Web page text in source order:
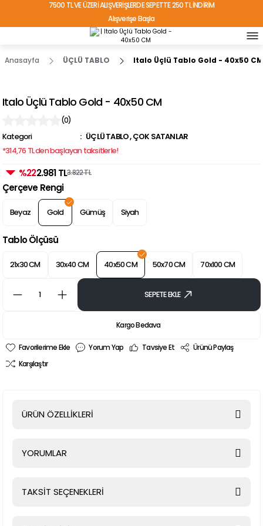
7500 TL VE ÜZERİ ALIŞVERİŞLERDE SEPETTE 250 TL İNDİRİM
Alışverişe Başla
TÜRKİYE'NİN HER YERİNE ÜCRETSİZ KARGO!
Anasayfa ÜÇLÜ TABLO Italo Üçlü Tablo Gold - 40x50 CM
Italo Üçlü Tablo Gold - 40x50 CM
(0)
Kategori ÜÇLÜ TABLO,ÇOK SATANLAR
*314,76 TL den başlayan taksitlerle!
%222.981 TL3.822 TL
Çerçeve Rengi
Beyaz Gold Gümüş Siyah
Tablo Ölçüsü
21x30 CM 30x40 CM 40x50 CM 50x70 CM 70x100 CM
SEPETE EKLE
Kargo Bedava
Yorum Yap Tavsiye Et
Ürünü Paylaş
Karşılaştır
ÜRÜN ÖZELLİKLERİ
YORUMLAR
TAKSİT SEÇENEKLERİ